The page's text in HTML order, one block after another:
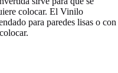
colocar. El Vinilo
para paredes lisas o con